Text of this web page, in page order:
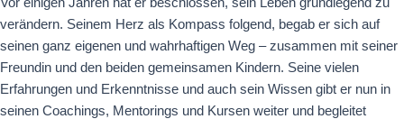
verändern. Seinem Herz als Kompass folgend, begab er sich auf
seinen ganz eigenen und wahrhaftigen Weg – zusammen mit seiner
Freundin und den beiden gemeinsamen Kindern. Seine vielen
Erfahrungen und Erkenntnisse und auch sein Wissen gibt er nun in
seinen Coachings, Mentorings und Kursen weiter und begleitet